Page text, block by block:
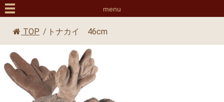
menu
TOP / トナカイ 46cm